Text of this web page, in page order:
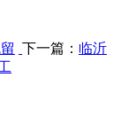
下一篇： 临沂